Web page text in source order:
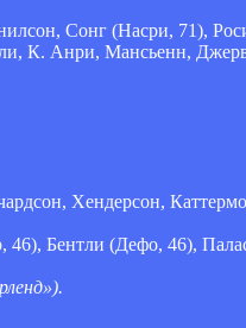
Сонг (Насри, 71),
К. Анри, Мансьенн,
Хендерсон,
46), Бентли (Дефо, 46),